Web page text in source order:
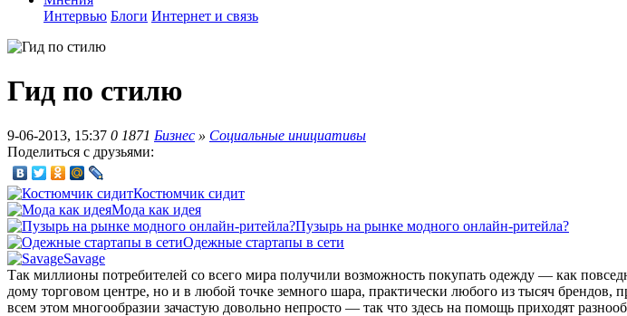
Интервью Блоги Интернет и связь
Гид по стилю
9-06-2013, 15:37 0 1871 Бизнес » Социальные инициативы
Поделиться с друзьями:
Костюмчик сидит
Мода как идея
Пузырь на рынке модного онлайн-ритейла?
Одежные стартапы в сети
Savage
Так миллионы потребителей со всего мира получили возможность покупать одежду — как
дому торговом центре, но и в любой точке земного шара, практически любого из тысяч брендов,
всем этом многообразии зачастую довольно непросто — так что здесь на помощь приходят